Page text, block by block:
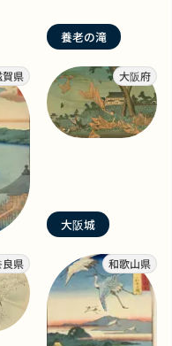
養老の滝
賀県 大阪府
大阪城
良県 和歌山県